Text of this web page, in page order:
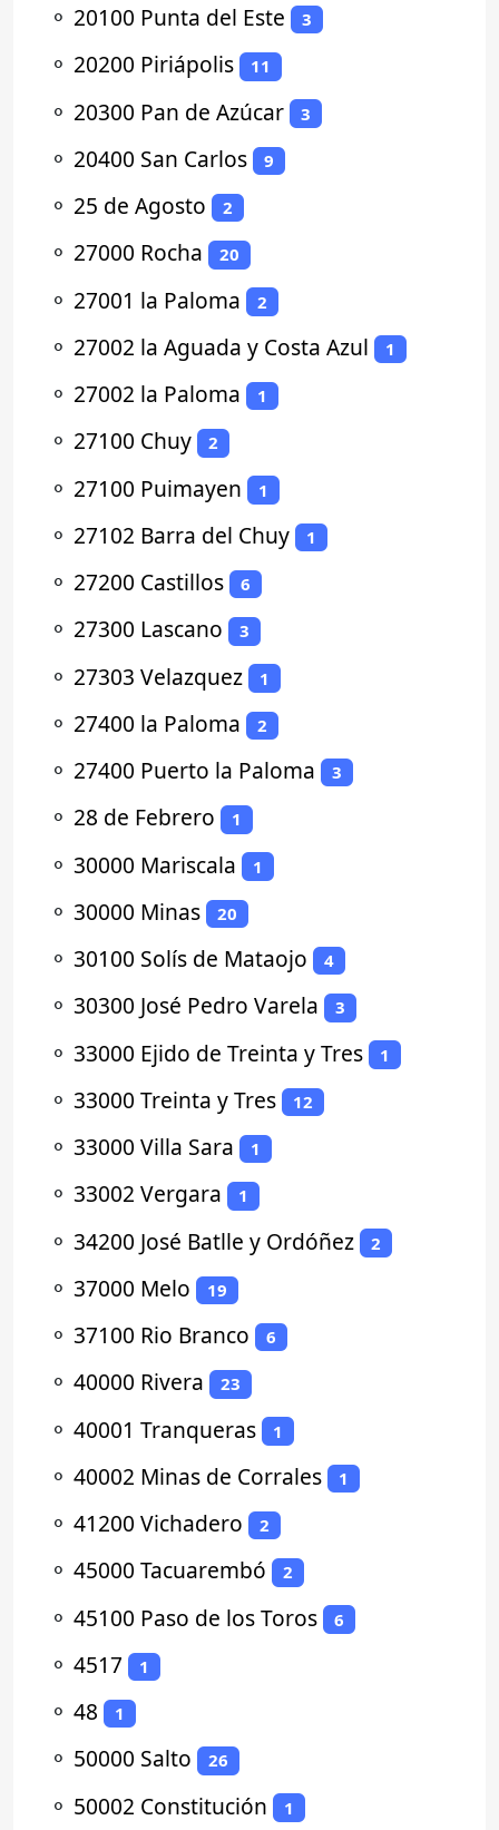
⚬ 20100 Punta del Este 3
⚬ 20200 Piriápolis 11
⚬ 20300 Pan de Azúcar 3
⚬ 20400 San Carlos 9
⚬ 25 de Agosto 2
⚬ 27000 Rocha 20
⚬ 27001 la Paloma 2
⚬ 27002 la Aguada y Costa Azul 1
⚬ 27002 la Paloma 1
⚬ 27100 Chuy 2
⚬ 27100 Puimayen 1
⚬ 27102 Barra del Chuy 1
⚬ 27200 Castillos 6
⚬ 27300 Lascano 3
⚬ 27303 Velazquez 1
⚬ 27400 la Paloma 2
⚬ 27400 Puerto la Paloma 3
⚬ 28 de Febrero 1
⚬ 30000 Mariscala 1
⚬ 30000 Minas 20
⚬ 30100 Solís de Mataojo 4
⚬ 30300 José Pedro Varela 3
⚬ 33000 Ejido de Treinta y Tres 1
⚬ 33000 Treinta y Tres 12
⚬ 33000 Villa Sara 1
⚬ 33002 Vergara 1
⚬ 34200 José Batlle y Ordóñez 2
⚬ 37000 Melo 19
⚬ 37100 Rio Branco 6
⚬ 40000 Rivera 23
⚬ 40001 Tranqueras 1
⚬ 40002 Minas de Corrales 1
⚬ 41200 Vichadero 2
⚬ 45000 Tacuarembó 2
⚬ 45100 Paso de los Toros 6
⚬ 4517 1
⚬ 48 1
⚬ 50000 Salto 26
⚬ 50002 Constitución 1